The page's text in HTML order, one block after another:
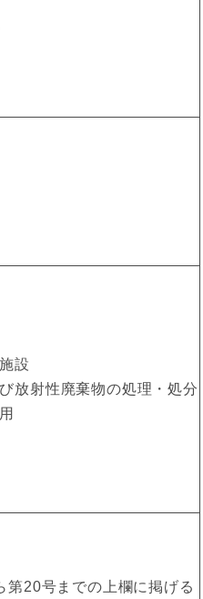
設
放射性廃棄物の処理・処分
第20号までの上欄に掲げる